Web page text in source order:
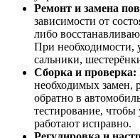
Ремонт и замена
зависимости от
либо
При необходимости,
сальники,
Сборка и проверка:
необходимых замен,
обратно в
тестирование, чтобы
работают исправно.